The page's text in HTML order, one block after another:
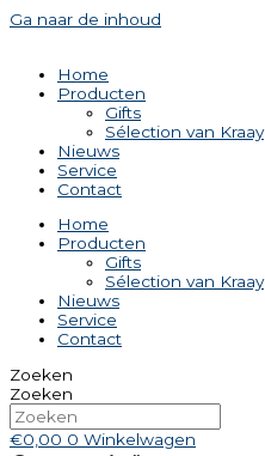
Ga naar de inhoud
Home
Producten
Gifts
Sélection van Kraay
Nieuws
Service
Contact
Home
Producten
Gifts
Sélection van Kraay
Nieuws
Service
Contact
Zoeken
Zoeken
€0,00 0 Winkelwagen